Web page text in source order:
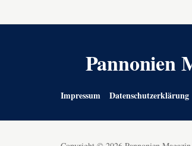
Pannonien
Impressum Datenschutzerklärung